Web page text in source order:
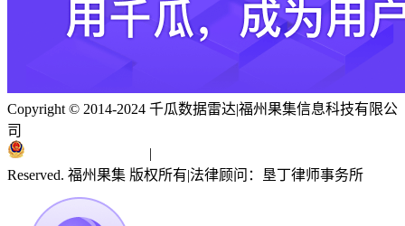
Copyright © 2014-2024 千瓜数据雷达|福州果集信息科技有限公
司
|
Reserved. 福州果集 版权所有|法律顾问：垦丁律师事务所